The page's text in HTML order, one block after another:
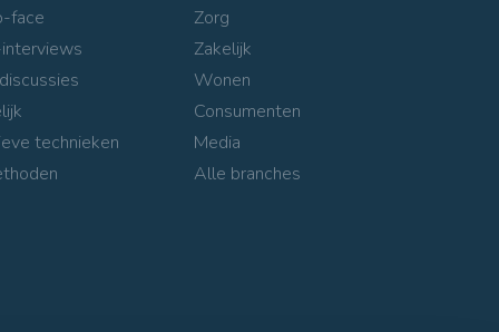
face
technieken
Zorg
Zakelijk
Wonen
Consumenten
Media
Alle branches